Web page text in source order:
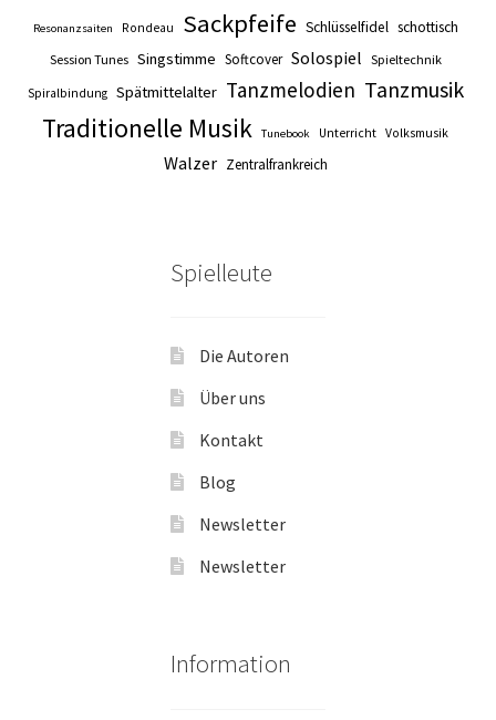
Resonanzsaiten Rondeau Sackpfeife Schlüsselfidel schottisch
Session Tunes Singstimme Softcover Solospiel Spieltechnik
Spiralbindung Spätmittelalter Tanzmelodien Tanzmusik
Traditionelle Musik Tunebook Unterricht Volksmusik
Walzer Zentralfrankreich
Spielleute
Die Autoren
Über uns
Kontakt
Blog
Newsletter
Newsletter
Information